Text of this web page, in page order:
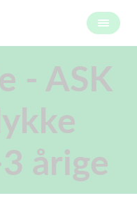
- ASK
årige